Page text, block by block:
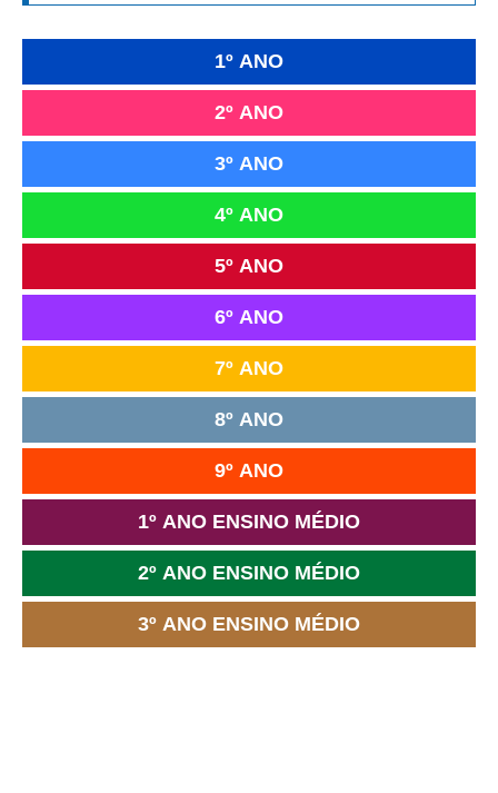
1º ANO
2º ANO
3º ANO
4º ANO
5º ANO
6º ANO
7º ANO
8º ANO
9º ANO
1º ANO ENSINO MÉDIO
2º ANO ENSINO MÉDIO
3º ANO ENSINO MÉDIO